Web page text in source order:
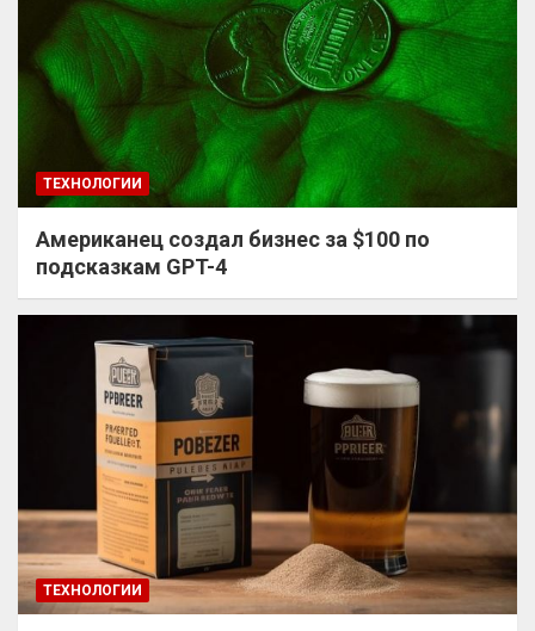
ТЕХНОЛОГИИ
Американец создал бизнес за $100 по
подсказкам GPT-4
ТЕХНОЛОГИИ